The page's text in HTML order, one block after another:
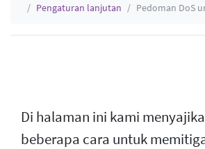
Pengaturan lanjutan
Pedoman DoS
Di halaman ini kami
beberapa cara untuk